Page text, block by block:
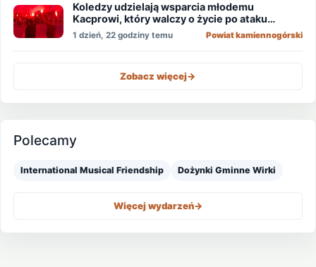
Koledzy udzielają wsparcia młodemu
Kacprowi, który walczy o życie po ataku
nożownika!
1 dzień, 22 godziny temu Powiat kamiennogórski
Zobacz więcej->
Polecamy
International Musical Friendship Dożynki Gminne Wirki
Więcej wydarzeń->